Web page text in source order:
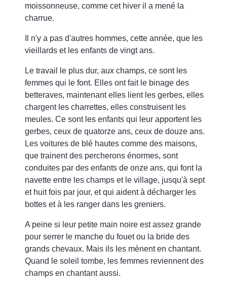
moissonneuse, comme cet hiver il a mené la
charrue.
Il n'y a pas d'autres hommes, cette année, que les
vieillards et les enfants de vingt ans.
Le travail le plus dur, aux champs, ce sont les
femmes qui le font. Elles ont fait le binage des
betteraves, maintenant elles lient les gerbes, elles
chargent les charrettes, elles construisent les
meules. Ce sont les enfants qui leur apportent les
gerbes, ceux de quatorze ans, ceux de douze ans.
Les voitures de blé hautes comme des maisons,
que trainent des percherons énormes, sont
conduites par des enfants de onze ans, qui font la
navette entre les champs et le village, jusqu'à sept
et huit fois par jour, et qui aident à décharger les
bottes et à les ranger dans les greniers.
A peine si leur petite main noire est assez grande
pour serrer le manche du fouet ou la bride des
grands chevaux. Mais ils les mènent en chantant.
Quand le soleil tombe, les femmes reviennent des
champs en chantant aussi.